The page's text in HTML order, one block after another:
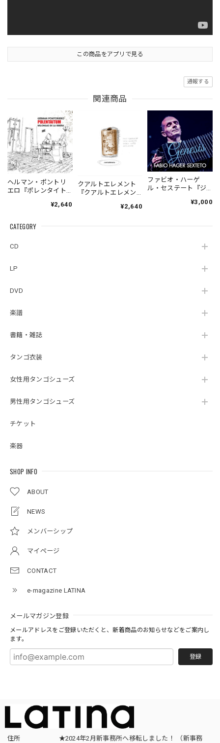
CATEGORY
CD
LP
DVD
楽譜
書籍・雑誌
タンゴ衣装
女性用タンゴシューズ
男性用タンゴシューズ
チケット
楽器
SHOP INFO
ABOUT
NEWS
メンバーシップ
マイページ
CONTACT
e-magazine LATINA
メールマガジン登録
メールアドレスをご登録いただくと、新着商品のお知らせなどをご案内し
ます。
登録
この商品をアプリで見る
通報する
関連商品
ヘルマン・ポントリ
エロ『ポレンタイト
Pontoriero『POLENT
la Ribera』
¥2,640
クアルトエレメント
『クアルトエレメン
Cuartoelemento『Cu
（007RECORDS-27）
¥2,640
ファビオ・ハーゲ
ル・セステート『ジ
¥3,000
住所
★2024年2月新事務所へ移転しました！ （新事務